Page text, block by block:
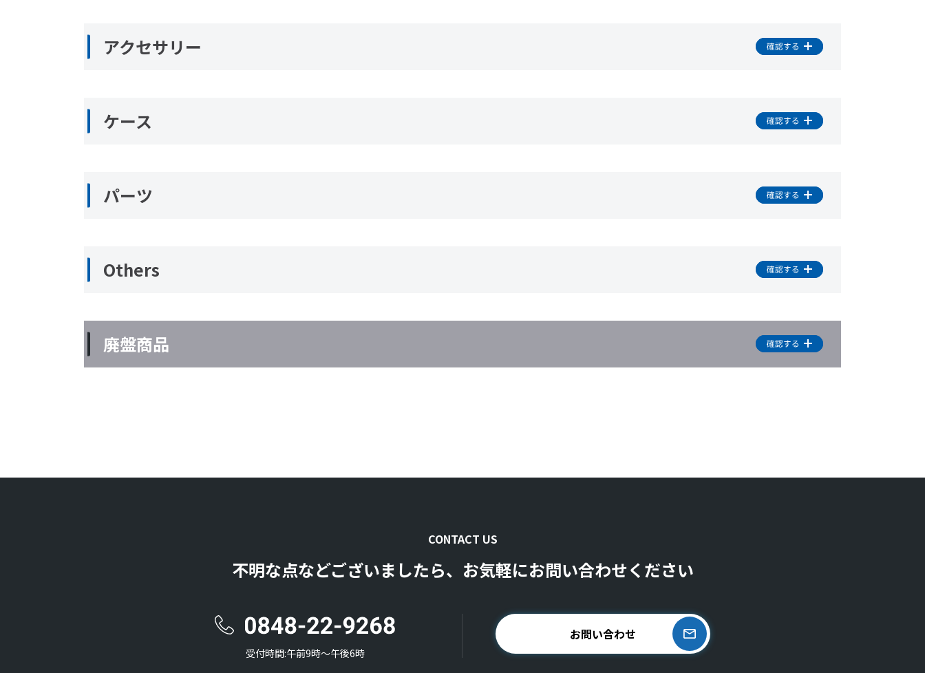
アクセサリー
ケース
パーツ
Others
廃盤商品
CONTACT US
不明な点などございましたら、お気軽にお問い合わせください
受付時間:午前9時〜午後6時
お問い合わせ